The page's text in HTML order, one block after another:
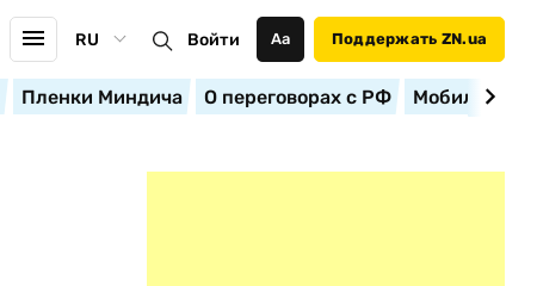
RU Войти Аа Поддержать ZN.ua
Пленки Миндича О переговорах с РФ